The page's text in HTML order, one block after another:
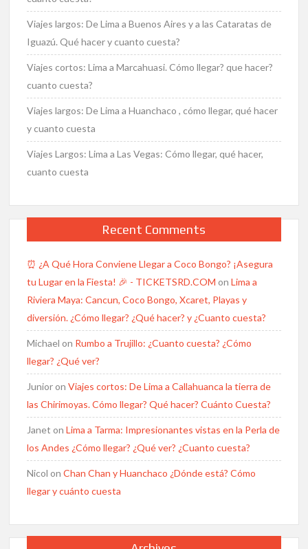
Viajes largos: De Lima a Buenos Aires y a las Cataratas de
Iguazú. Qué hacer y cuanto cuesta?
Viajes cortos: Lima a Marcahuasi. Cómo llegar? que hacer?
cuanto cuesta?
Viajes largos: De Lima a Huanchaco , cómo llegar, qué hacer
y cuanto cuesta
Viajes Largos: Lima a Las Vegas: Cómo llegar, qué hacer,
cuanto cuesta
Recent Comments
⏰ ¿A Qué Hora Conviene Llegar a Coco Bongo? ¡Asegura
tu Lugar en la Fiesta! 🎉 - TICKETSRD.COM onLima a
Riviera Maya: Cancun, Coco Bongo, Xcaret, Playas y
diversión. ¿Cómo llegar? ¿Qué hacer? y ¿Cuanto cuesta?
Michael on Rumbo a Trujillo: ¿Cuanto cuesta? ¿Cómo
llegar? ¿Qué ver?
JunioronViajes cortos: De Lima a Callahuanca la tierra de
las Chirimoyas. Cómo llegar? Qué hacer? Cuánto Cuesta?
Janet onLima a Tarma: Impresionantes vistas en la Perla de
los Andes ¿Cómo llegar? ¿Qué ver? ¿Cuanto cuesta?
Nicol onChan Chan y Huanchaco ¿Dónde está? Cómo
llegar y cuánto cuesta